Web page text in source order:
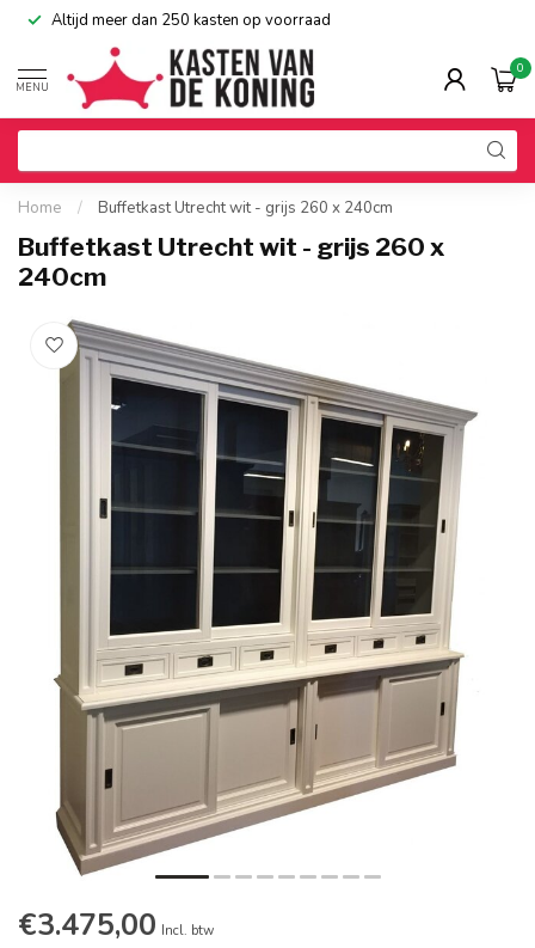
Altijd meer dan 250 kasten op voorraad
MENU
0
Home / Buffetkast Utrecht wit - grijs 260 x 240cm
Buffetkast Utrecht wit - grijs 260 x
240cm
€3.475,00 Incl. btw